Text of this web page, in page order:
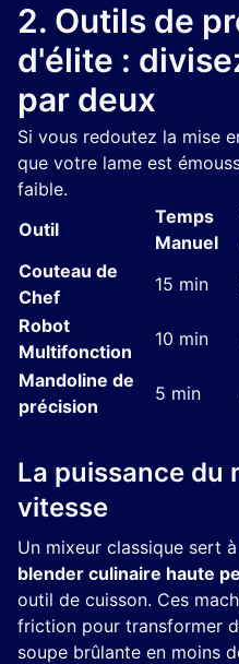
2. Outils de
d'élite :
par deux
Si vous redoutez la mise
que votre lame est
faible.
Outil
Temps
Manuel
Couteau de
Chef
15 min
Robot
Multifonction
10 min
Mandoline de
précision
5 min
La puissance du
vitesse
Un mixeur classique sert
blender culinaire haute
outil de cuisson. Ces
friction pour transformer
soupe brûlante en moins